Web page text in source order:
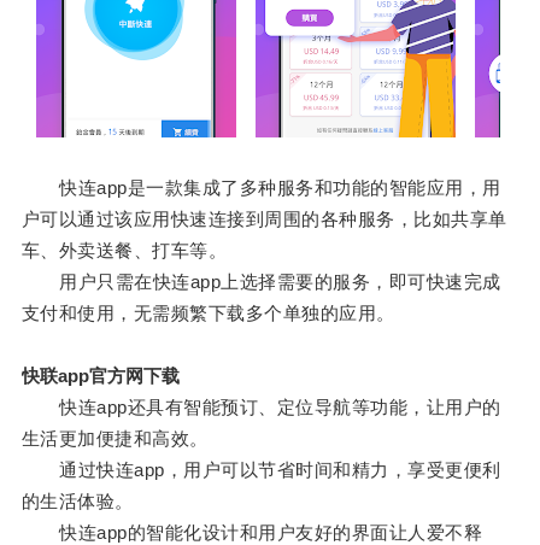
快连app是一款集成了多种服务和功能的智能应用，用
户可以通过该应用快速连接到周围的各种服务，比如共享单
车、外卖送餐、打车等。
用户只需在快连app上选择需要的服务，即可快速完成
支付和使用，无需频繁下载多个单独的应用。
快联app官方网下载
快连app还具有智能预订、定位导航等功能，让用户的
生活更加便捷和高效。
通过快连app，用户可以节省时间和精力，享受更便利
的生活体验。
快连app的智能化设计和用户友好的界面让人爱不释